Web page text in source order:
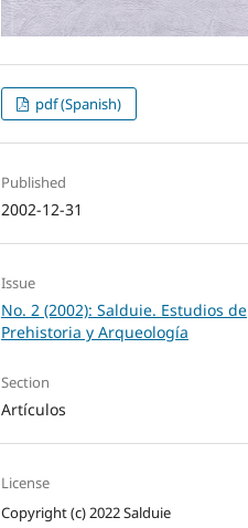
pdf (Spanish)
Published
2002-12-31
Issue
No. 2 (2002): Salduie. Estudios de
Prehistoria y Arqueología
Section
Artículos
License
Copyright (c) 2022 Salduie